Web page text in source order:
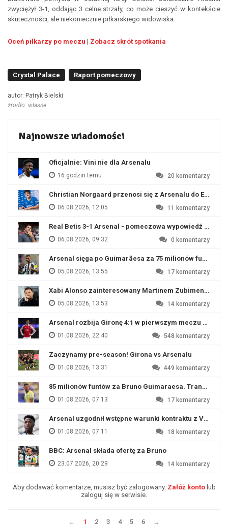
zwyciężył 3-1, oddając 3 celne strzały, co może cieszyć w kontekście
skuteczności, ale niekoniecznie piłkarskiego widowiska.
Oceń piłkarzy po meczu | Zobacz skrót spotkania
Crystal Palace Raport pomeczowy
autor: Patryk Bielski
źrodło: własne
Najnowsze wiadomości
Oficjalnie: Vini nie dla Arsenalu
16 godzin temu 20 komentarzy
Christian Norgaard przenosi się z Arsenalu do
06.08.2026, 12:05 11 komentarzy
Real Betis 3-1 Arsenal - pomeczowa wypowiedź Artety
06.08.2026, 09:32 0 komentarzy
Arsenal sięga po Guimarãesa za 75 milionów funtów
05.08.2026, 13:55 17 komentarzy
Xabi Alonso zainteresowany Martinem Zubimendim
05.08.2026, 13:53 14 komentarzy
Arsenal rozbija Gironę 4:1 w pierwszym meczu
01.08.2026, 22:40 548 komentarzy
Zaczynamy pre-season! Girona vs Arsenalu
01.08.2026, 13:31 449 komentarzy
85 milionów funtów za Bruno Guimaraesa. Transfer
01.08.2026, 07:13 17 komentarzy
Arsenal uzgodnił wstępne warunki kontraktu z
01.08.2026, 07:11 18 komentarzy
BBC: Arsenal składa ofertę za Bruno
23.07.2026, 20:29 14 komentarzy
Aby dodawać komentarze, musisz być zalogowany. Załóż kontolub
zaloguj się w serwisie.
← 1 2 3 4 5 6 →